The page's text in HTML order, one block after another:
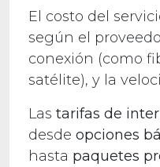
El costo del
según el
conexión (como
satélite), y la
Las tarifas de
desde opciones
hasta paquetes